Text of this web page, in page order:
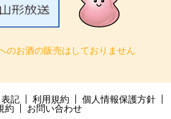
のお酒の販売はしておりません
記 利用規約
個人情報保護方針
約 お問い合わせ